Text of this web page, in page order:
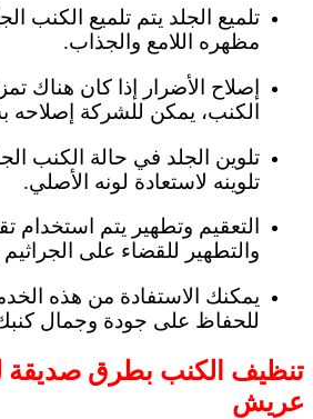
تلميع الجلد يتم تلميع الكنب
مظهره اللامع والجذاب.
إصلاح الأضرار إذا كان هناك
الكنب، يمكن للشركة إصلاحه
تلوين الجلد في حالة الكنب
تلوينه لاستعادة لونه الأصلي.
التعقيم وتطهير يتم استخدام
والتطهير للقضاء على الجراثيم
يمكنك الاستفادة من هذه
للحفاظ على جودة وجمال
تنظيف الكنب بطرق صديقة
عريش